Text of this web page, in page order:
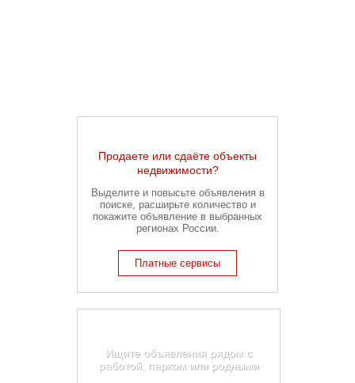
Продаете или сдаёте объекты
недвижимости?
Выделите и повысьте объявления в
поиске, расширьте количество и
покажите объявление в выбранных
регионах России.
Платные сервисы
Ищите объявления рядом с
работой, парком или родными